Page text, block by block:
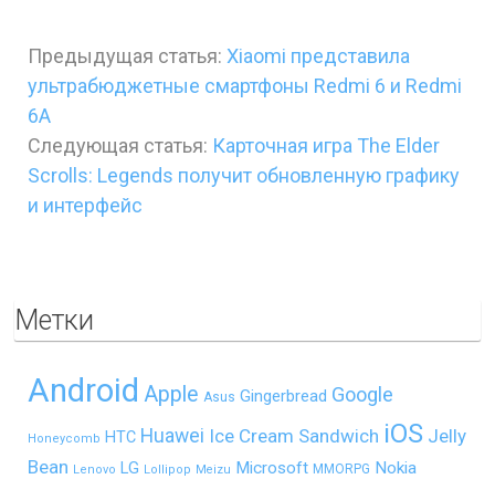
Предыдущая статья: Xiaomi представила
ультрабюджетные смартфоны Redmi 6 и Redmi
6A
Следующая статья: Карточная игра The Elder
Scrolls: Legends получит обновленную графику
и интерфейс
Метки
Android Apple Asus Gingerbread Google
Honeycomb HTC Huawei Ice Cream Sandwich iOS Jelly
Bean Lenovo LG Lollipop Meizu Microsoft MMORPG Nokia